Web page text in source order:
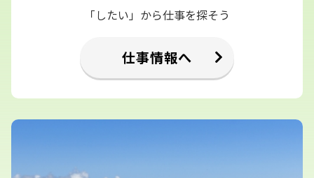
「したい」から仕事を探そう
仕事情報へ